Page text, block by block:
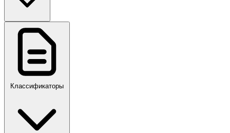
ГОСТ, ГОСТ Р, ПНСТ
Классификаторы